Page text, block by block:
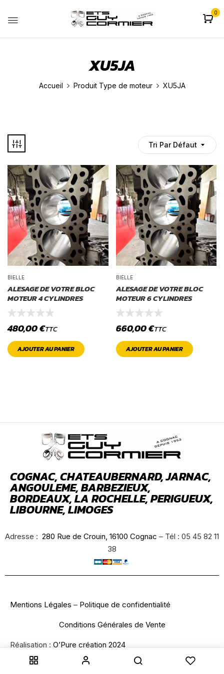
0
XU5JA
Accueil Produit Type de moteur XU5JA
Tri Par Défaut
BIELLE
ALESAGE DE VOTRE BLOC
MOTEUR 4 CYLINDRES
480,00€TTC
AJOUTER AU PANIER
BIELLE
ALESAGE DE VOTRE BLOC
MOTEUR 6 CYLINDRES
660,00€TTC
AJOUTER AU PANIER
COGNAC, CHATEAUBERNARD, JARNAC,
ANGOULEME, BARBEZIEUX,
BORDEAUX, LA ROCHELLE, PERIGUEUX,
LIBOURNE, LIMOGES
Adresse : 280 Rue de Crouin, 16100 Cognac – Tél : 05 45 82 11
38
Mentions Légales – Politique de confidentialité
Conditions Générales de Vente
Réalisation : O’Pure création 2024